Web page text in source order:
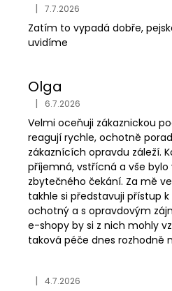
Hodnocení obchodu je 5 z 5
| 7.7.2026
Zatím to vypadá dobře,
uvidíme
Olga
Hodnocení obchodu je 5 z 5
| 6.7.2026
Velmi oceňuji zákaznickou
reagují rychle, ochotně
zákaznících opravdu záleží.
příjemná, vstřícná a vše bylo
zbytečného čekání. Za mě
takhle si představuji přístup k
ochotný a s opravdovým
e-shopy by si z nich mohly
taková péče dnes rozhodně
Hodnocení obchodu je 5 z 5
| 4.7.2026